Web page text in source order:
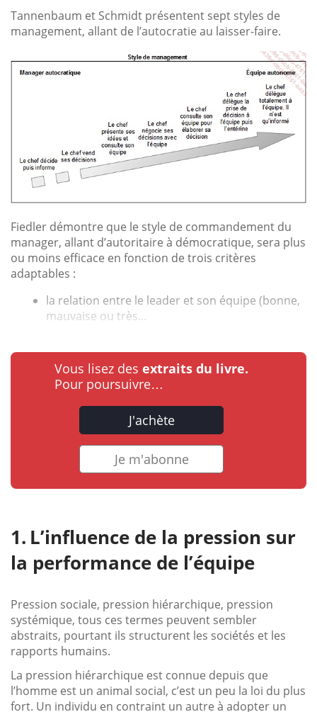
Tannenbaum et Schmidt présentent sept styles de
management, allant de l’autocratie au laisser-faire.
Fiedler démontre que le style de commandement du
manager, allant d’autoritaire à démocratique, sera plus
ou moins efficace en fonction de trois critères
adaptables :
la relation entre le leader et son équipe (bonne,
mauvaise ou très...
Vous lisez des extraits du livre.
Pour poursuivre…
J'achète
Je m'abonne
L’influence de la pression sur
la performance de l’équipe
Pression sociale, pression hiérarchique, pression
systémique, tous ces termes peuvent sembler
abstraits, pourtant ils structurent les sociétés et les
rapports humains.
La pression hiérarchique est connue depuis que
l’homme est un animal social, c’est un peu la loi du plus
fort. Un individu en contraint un autre à adopter un